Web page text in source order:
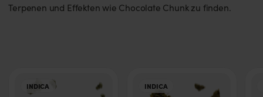
Terpenen und Effekten wie Chocolate Chunk zu finden.
INDICA INDICA